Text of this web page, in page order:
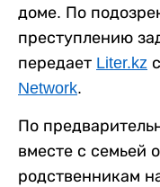
доме. По
преступлению
передает Liter.kz
Network.
По
вместе с семьей
родственникам